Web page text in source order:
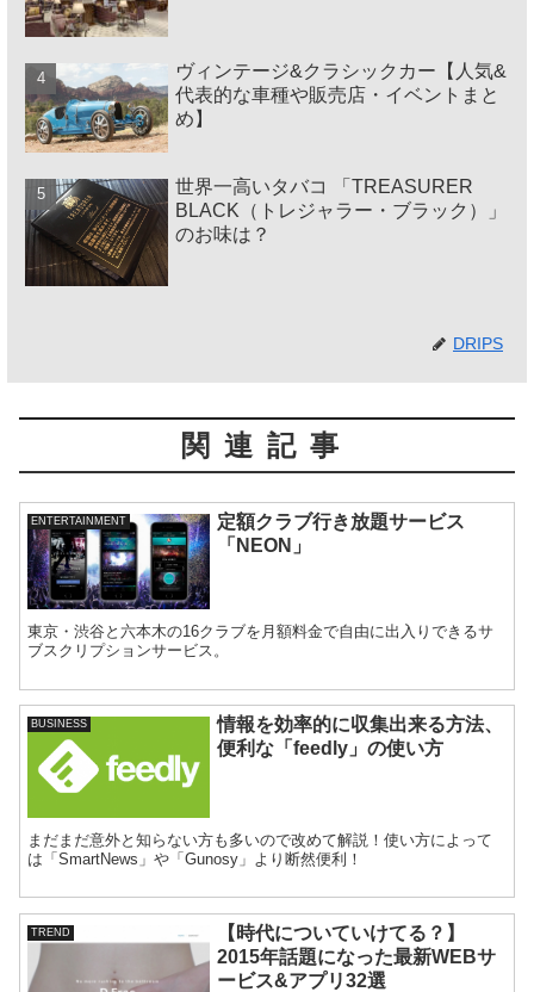
ヴィンテージ&クラシックカー【人気&
代表的な車種や販売店・イベントまと
め】
世界一高いタバコ 「TREASURER
BLACK（トレジャラー・ブラック）」
のお味は？
DRIPS
関連記事
ENTERTAINMENT
定額クラブ行き放題サービス
「NEON」
東京・渋谷と六本木の16クラブを月額料金で自由に出入りできるサ
ブスクリプションサービス。
BUSINESS
情報を効率的に収集出来る方法、
便利な「feedly」の使い方
まだまだ意外と知らない方も多いので改めて解説！使い方によって
は「SmartNews」や「Gunosy」より断然便利！
TREND
【時代についていけてる？】
2015年話題になった最新WEBサ
ービス&アプリ32選